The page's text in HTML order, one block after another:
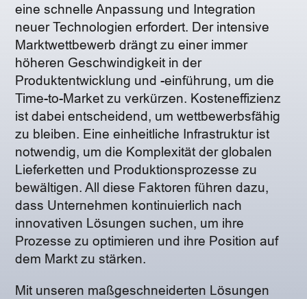
Kontakt
eine schnelle Anpassung und Integration
neuer Technologien erfordert. Der intensive
Marktwettbewerb drängt zu einer immer
höheren Geschwindigkeit in der
Produktentwicklung und -einführung, um die
Time-to-Market zu verkürzen. Kosteneffizienz
ist dabei entscheidend, um wettbewerbsfähig
zu bleiben. Eine einheitliche Infrastruktur ist
notwendig, um die Komplexität der globalen
Lieferketten und Produktionsprozesse zu
bewältigen. All diese Faktoren führen dazu,
dass Unternehmen kontinuierlich nach
innovativen Lösungen suchen, um ihre
Prozesse zu optimieren und ihre Position auf
dem Markt zu stärken.
Mit unseren maßgeschneiderten Lösungen